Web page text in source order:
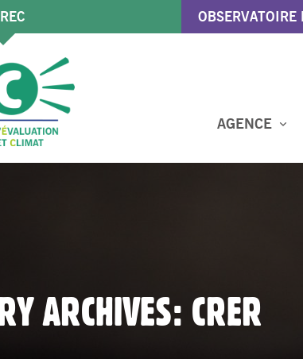
OBSERVATOIRE
AGENCE
ARCHIVES: CRER